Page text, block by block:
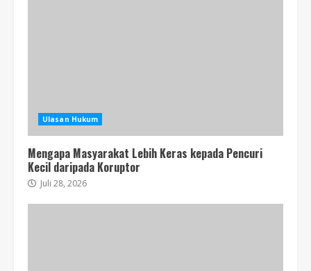
Ulasan Hukum
Mengapa Masyarakat Lebih Keras kepada Pencuri
Kecil daripada Koruptor
Juli 28, 2026